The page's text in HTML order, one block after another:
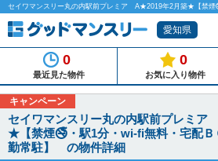
愛知県
0
最近見た物件
0
お気に入り物件
キャンペーン
セイワマンスリー丸の内駅前プレミ
★【禁煙🚭・駅1分・wi-fi無料・宅配Ｂ
勤常駐】 の物件詳細